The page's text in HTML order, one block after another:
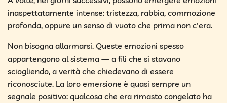
inaspettatamente intense: tristezza, rabbia, commozione
profonda, oppure un senso di vuoto che prima non c'era.
Non bisogna allarmarsi. Queste emozioni spesso
appartengono al sistema — a fili che si stavano
sciogliendo, a verità che chiedevano di essere
riconosciute. La loro emersione è quasi sempre un
segnale positivo: qualcosa che era rimasto congelato ha